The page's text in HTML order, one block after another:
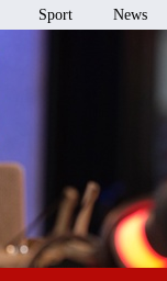
Sport News